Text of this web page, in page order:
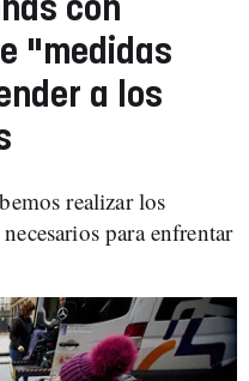
con
"medidas
a los
realizar los
para enfrentar